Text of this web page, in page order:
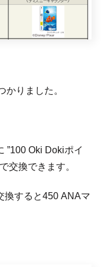
かりました。
”100 Oki Dokiポイ
交換できます。
換すると450 ANAマ